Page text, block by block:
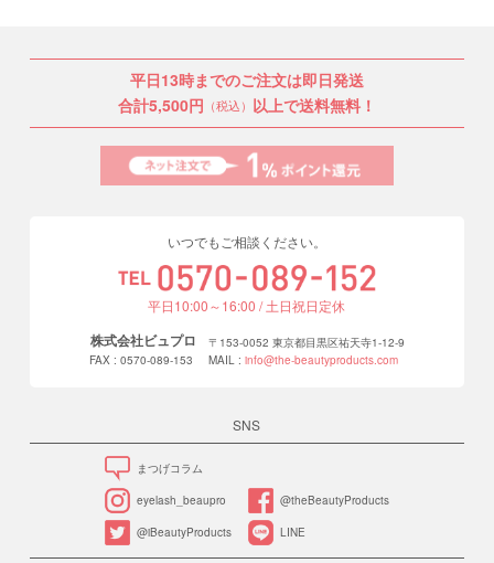
平日13時までのご注文は即日発送
合計5,500円 （税込） 以上で送料無料！
いつでもご相談ください。
平日10:00～16:00 / 土日祝日定休
株式会社ビュプロ
〒153-0052 東京都目黒区祐天寺1-12-9
FAX : 0570-089-153
MAIL : info@the-beautyproducts.com
SNS
まつげコラム
eyelash_beaupro @theBeautyProducts
@iBeautyProducts LINE